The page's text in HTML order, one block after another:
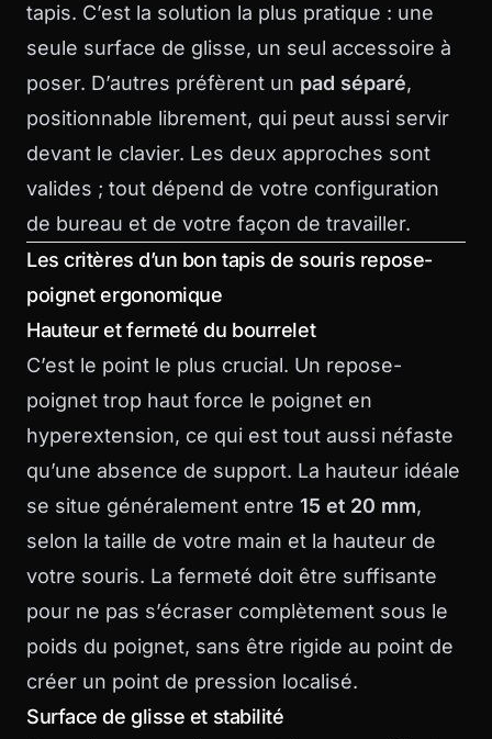
tapis. C’est la solution la plus pratique : une
seule surface de glisse, un seul accessoire à
poser. D’autres préfèrent un pad séparé,
positionnable librement, qui peut aussi servir
devant le clavier. Les deux approches sont
valides ; tout dépend de votre configuration
de bureau et de votre façon de travailler.
Les critères d’un bon tapis de souris repose-
poignet ergonomique
Hauteur et fermeté du bourrelet
C’est le point le plus crucial. Un repose-
poignet trop haut force le poignet en
hyperextension, ce qui est tout aussi néfaste
qu’une absence de support. La hauteur idéale
se situe généralement entre 15 et 20 mm,
selon la taille de votre main et la hauteur de
votre souris. La fermeté doit être suffisante
pour ne pas s’écraser complètement sous le
poids du poignet, sans être rigide au point de
créer un point de pression localisé.
Surface de glisse et stabilité